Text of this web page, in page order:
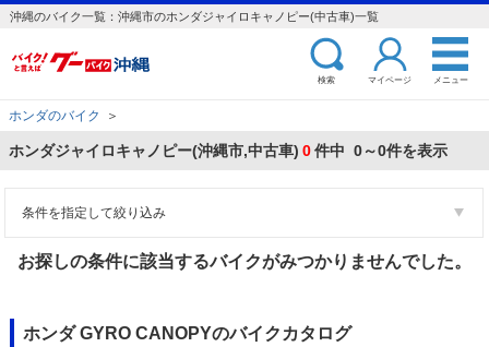
沖縄のバイク一覧：沖縄市のホンダジャイロキャノピー(中古車)一覧
検索 マイページ メニュー
ホンダのバイク ＞
ホンダジャイロキャノピー(沖縄市,中古車) 0件中 0～0件を表示
条件を指定して絞り込み
お探しの条件に該当するバイクがみつかりませんでした。
ホンダ GYRO CANOPYのバイクカタログ